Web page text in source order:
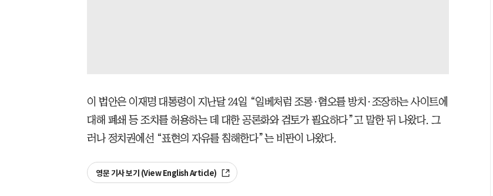
이 법안은 이재명 대통령이 지난달 24일 “일베처럼 조롱·혐오를 방치·조장하는 사이트에
대해 폐쇄 등 조치를 허용하는 데 대한 공론화와 검토가 필요하다”고 말한 뒤 나왔다. 그
러나 정치권에선 “표현의 자유를 침해한다”는 비판이 나왔다.
영문 기사 보기 (View English Article)